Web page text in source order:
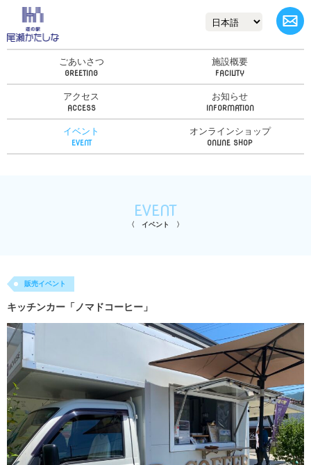
ごあいさつ 施設概要
アクセス お知らせ
イベント オンラインショップ
EVENT
イベント
販売イベント
キッチンカー「ノマドコーヒー」